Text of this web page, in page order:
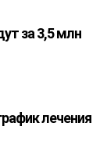
за 3,5 млн
лечения